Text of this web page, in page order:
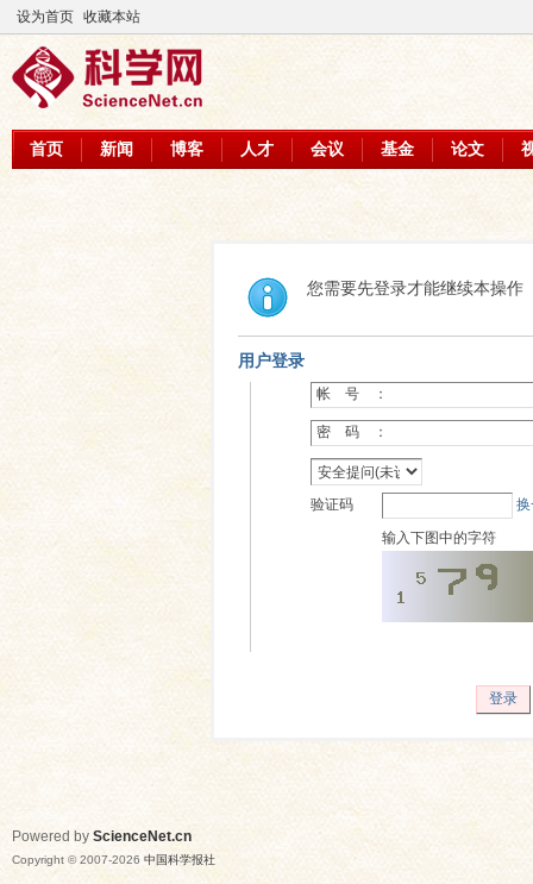
设为首页 收藏本站
首页 新闻 博客 人才 会议 基金 论文
您需要先登录才能继续本操作
用户登录
帐 号 ：
密 码 ：
验证码
输入下图中的字符
登录
Powered by ScienceNet.cn
Copyright © 2007-2026 中国科学报社